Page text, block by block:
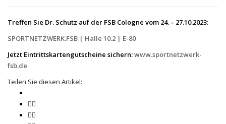
Treffen Sie Dr. Schutz auf der FSB Cologne vom 24. – 27.10.2023:
SPORTNETZWERK.FSB | Halle 10.2 | E-80
Jetzt Eintrittskartengutscheine sichern:www.sportnetzwerk-
fsb.de
Teilen Sie diesen Artikel: